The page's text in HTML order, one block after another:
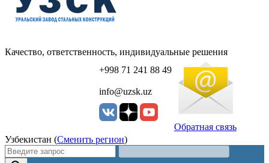
Качество, ответственность, индивидуальные решения
+998 71 241 88 49
info@uzsk.uz
Обратная связь
Узбекистан (Сменить регион)